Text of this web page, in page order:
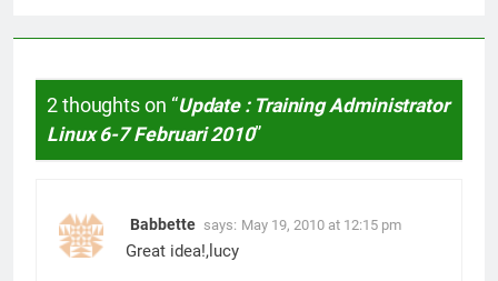
2 thoughts on “Update : Training Administrator
Linux 6-7 Februari 2010”
Babbette says: May 19, 2010 at 12:15 pm
Great idea!,lucy